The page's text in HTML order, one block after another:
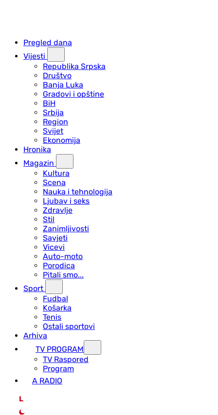
Pregled dana
Vijesti
Republika Srpska
Društvo
Banja Luka
Gradovi i opštine
BiH
Srbija
Region
Svijet
Ekonomija
Hronika
Magazin
Kultura
Scena
Nauka i tehnologija
Ljubav i seks
Zdravlje
Stil
Zanimljivosti
Savjeti
Vicevi
Auto-moto
Porodica
Pitali smo...
Sport
Fudbal
Košarka
Tenis
Ostali sportovi
Arhiva
TV PROGRAM
ТV Raspored
Program
A RADIO
L